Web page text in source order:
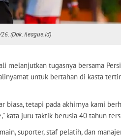
(Dok. ileague.id)
melanjutkan tugasnya bersama
untuk bertahan di kasta
biasa, tetapi pada akhirnya kami
kata juru taktik berusia 40 tahun
suporter, staf pelatih, dan